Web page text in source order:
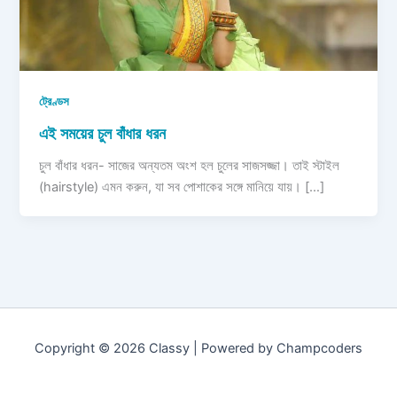
ট্রেণ্ডস
এই সময়ের চুল বাঁধার ধরন
চুল বাঁধার ধরন- সাজের অন্যতম অংশ হল চুলের সাজসজ্জা। তাই স্টাইল
(hairstyle) এমন করুন, যা সব পোশাকের সঙ্গে মানিয়ে যায়। […]
Copyright © 2026 Classy | Powered by Champcoders